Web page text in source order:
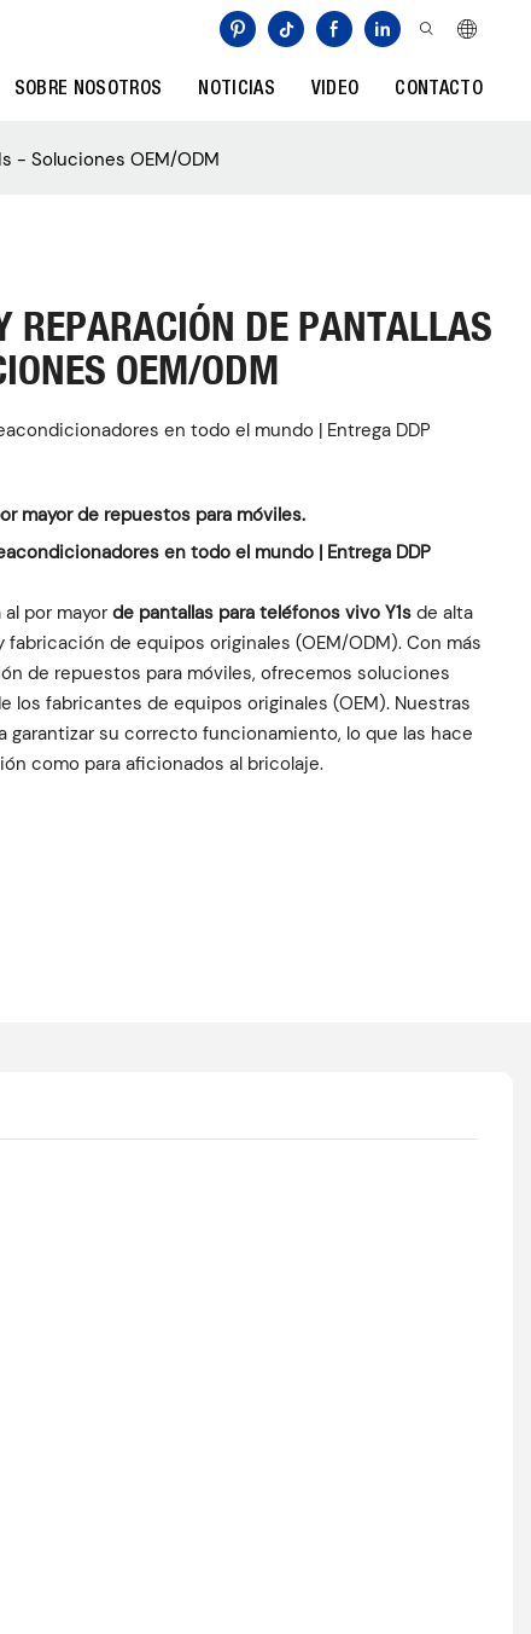
SOBRE NOSOTROS NOTICIAS VIDEO CONTACTO
- Soluciones OEM/ODM
REPARACIÓN DE PANTALLAS
OEM/ODM
en todo el mundo | Entrega DDP
mayor de repuestos para móviles.
en todo el mundo | Entrega DDP
por mayor de pantallas para teléfonos vivo Y1s de alta
de equipos originales (OEM/ODM). Con más
de repuestos para móviles, ofrecemos soluciones
fabricantes de equipos originales (OEM). Nuestras
garantizar su correcto funcionamiento, lo que las hace
como para aficionados al bricolaje.